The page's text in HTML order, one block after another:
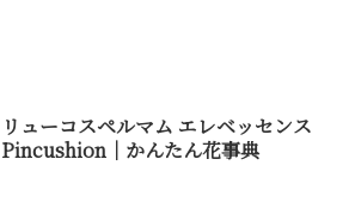
リューコスペルマム エレベッセンス
Pincushion｜かんたん花事典